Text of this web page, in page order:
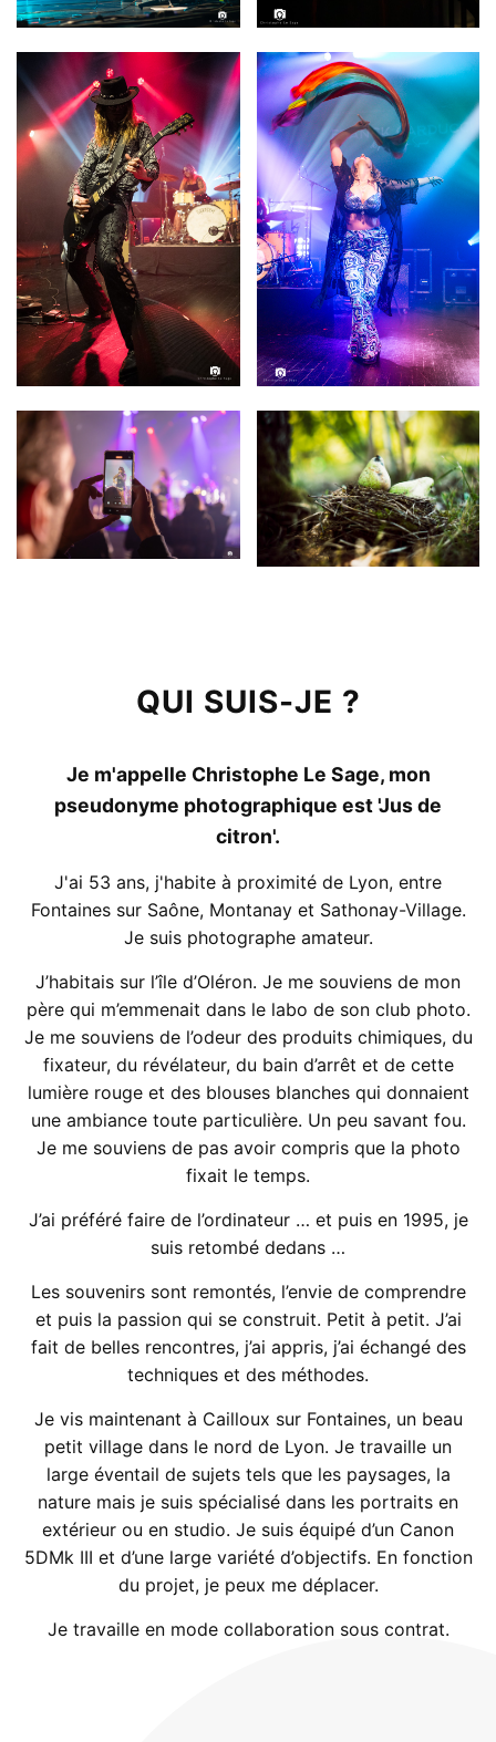
QUI SUIS-JE ?
Je m'appelle Christophe Le Sage, mon
pseudonyme photographique est 'Jus de
citron'.
J'ai 53 ans, j'habite à proximité de Lyon, entre
Fontaines sur Saône, Montanay et Sathonay-Village.
Je suis photographe amateur.
J’habitais sur l’île d’Oléron. Je me souviens de mon
père qui m’emmenait dans le labo de son club photo.
Je me souviens de l’odeur des produits chimiques, du
fixateur, du révélateur, du bain d’arrêt et de cette
lumière rouge et des blouses blanches qui donnaient
une ambiance toute particulière. Un peu savant fou.
Je me souviens de pas avoir compris que la photo
fixait le temps.
J’ai préféré faire de l’ordinateur … et puis en 1995, je
suis retombé dedans …
Les souvenirs sont remontés, l’envie de comprendre
et puis la passion qui se construit. Petit à petit. J’ai
fait de belles rencontres, j’ai appris, j’ai échangé des
techniques et des méthodes.
Je vis maintenant à Cailloux sur Fontaines, un beau
petit village dans le nord de Lyon. Je travaille un
large éventail de sujets tels que les paysages, la
nature mais je suis spécialisé dans les portraits en
extérieur ou en studio. Je suis équipé d’un Canon
5DMk III et d’une large variété d’objectifs. En fonction
du projet, je peux me déplacer.
Je travaille en mode collaboration sous contrat.